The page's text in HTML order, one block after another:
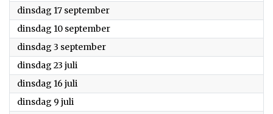
dinsdag 17 september2024
dinsdag 10 september2024
dinsdag 3 september2024
dinsdag 23 juli
dinsdag 16 juli
dinsdag 9 juli